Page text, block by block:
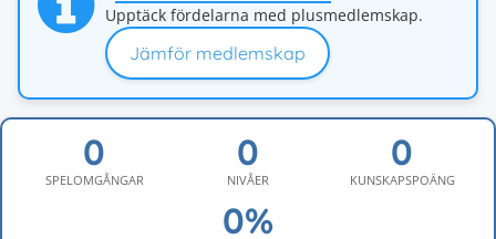
Upptäck fördelarna med plusmedlemskap.
Jämför medlemskap
SPELOMGÅNGAR NIVÅER KUNSKAPSPOÄNG